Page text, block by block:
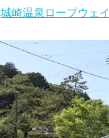
城崎温泉ロープウェイ